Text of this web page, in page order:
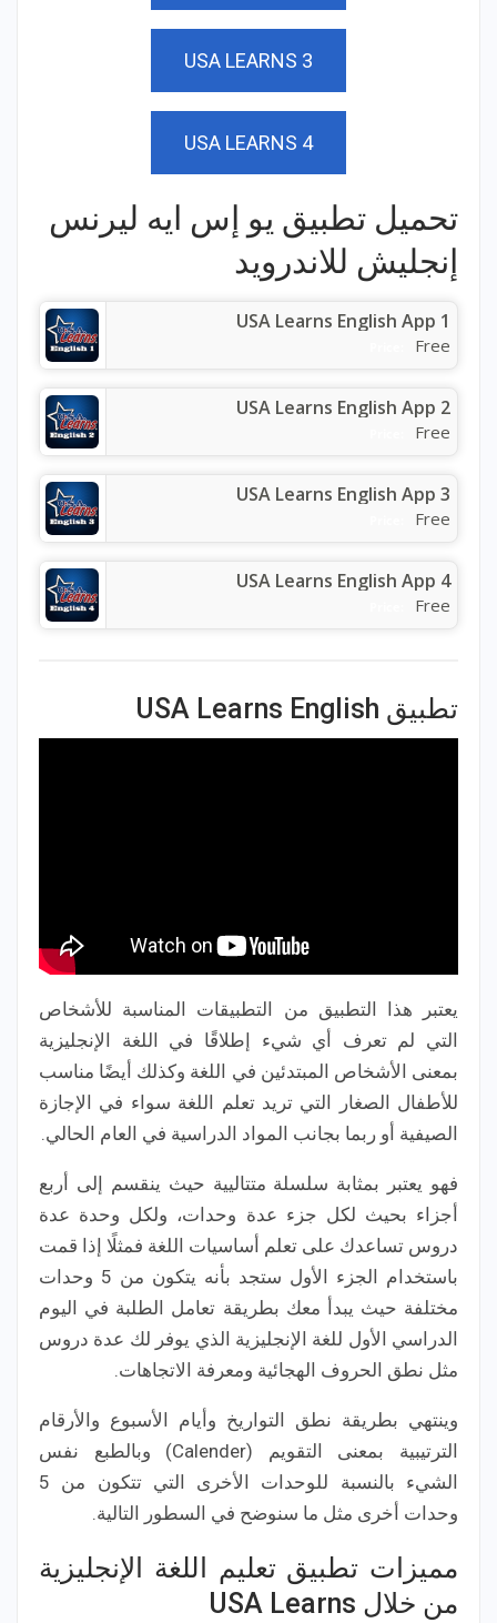
USA LEARNS 3
USA LEARNS 4
تحميل تطبيق يو إس ايه ليرنس
إنجليش للاندرويد
USA Learns English App 1
Free
USA Learns English App 2
Free
USA Learns English App 3
Free
USA Learns English App 4
Free
تطبيق USA Learns English
يعتبر هذا التطبيق من التطبيقات المناسبة للأشخاص
التي لم تعرف أي شيء إطلاقًا في اللغة الإنجليزية
بمعنى الأشخاص المبتدئين في اللغة وكذلك أيضًا مناسب
للأطفال الصغار التي تريد تعلم اللغة سواء في الإجازة
الصيفية أو ربما بجانب المواد الدراسية في العام الحالي.
فهو يعتبر بمثابة سلسلة متتاليية حيث ينقسم إلى أربع
أجزاء بحيث لكل جزء عدة وحدات، ولكل وحدة عدة
دروس تساعدك على تعلم أساسيات اللغة فمثلًا إذا قمت
باستخدام الجزء الأول ستجد بأنه يتكون من 5 وحدات
مختلفة حيث يبدأ معك بطريقة تعامل الطلبة في اليوم
الدراسي الأول للغة الإنجليزية الذي يوفر لك عدة دروس
مثل نطق الحروف الهجائية ومعرفة الاتجاهات.
وينتهي بطريقة نطق التواريخ وأيام الأسبوع والأرقام
الترتيبية بمعنى التقويم (Calender) وبالطبع نفس
الشيء بالنسبة للوحدات الأخرى التي تتكون من 5
وحدات أخرى مثل ما سنوضح في السطور التالية.
مميزات تطبيق تعليم اللغة الإنجليزية
من خلال USA Learns